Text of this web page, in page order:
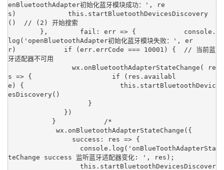
enBluetoothAdapter初始化蓝牙模块成功：', re
s)             this.startBluetoothDevicesDiscovery
()  // (2) 开始搜索
},        fail: err => {            console.
log('openBluetoothAdapter初始化蓝牙模块失败：', er
r)            if (err.errCode === 10001) {  // 当前蓝
牙适配器不可用
wx.onBluetoothAdapterStateChange( re
s => {                    if (res.availabl
e) {                        this.startBluetoothDevic
esDiscovery()
}
})
}            /*
wx.onBluetoothAdapterStateChange({
success: res => {
console.log('onBlueToothAdapterSta
teChange success 监听蓝牙适配器变化: ', res);
this.startBluetoothDevicesDiscover